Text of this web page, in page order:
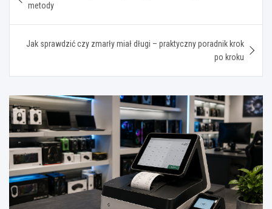
metody
Jak sprawdzić czy zmarły miał długi – praktyczny poradnik krok
po kroku